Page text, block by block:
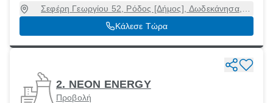
Σεφέρη Γεωργίου 52, Ρόδος [Δήμος], Δωδεκάνησα,
85100
Κάλεσε Τώρα
2. NEON ENERGY
Προβολή